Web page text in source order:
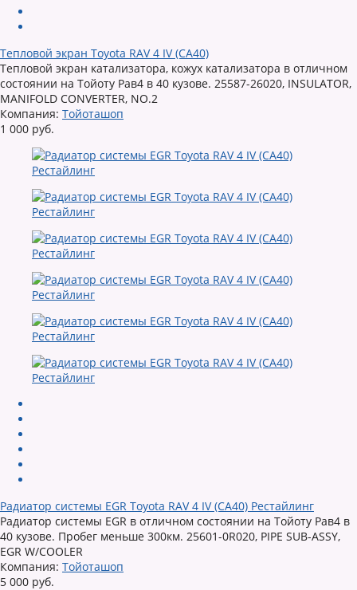
Тепловой экран Toyota RAV 4 IV (CA40)
Тепловой экран катализатора, кожух катализатора в отличном
состоянии на Тойоту Рав4 в 40 кузове. 25587-26020, INSULATOR,
MANIFOLD CONVERTER, NO.2
Компания: Тойоташоп
1 000 руб.
Радиатор системы EGR Toyota RAV 4 IV (CA40) Рестайлинг
Радиатор системы EGR в отличном состоянии на Тойоту Рав4 в
40 кузове. Пробег меньше 300км. 25601-0R020, PIPE SUB-ASSY,
EGR W/COOLER
Компания: Тойоташоп
5 000 руб.